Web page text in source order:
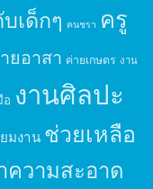
เด็กๆ คนชรา ครู
ยอาสา ค่ายเกษตร งาน
อ งานศิลปะ
มงาน ช่วยเหลือ
ความสะอาด